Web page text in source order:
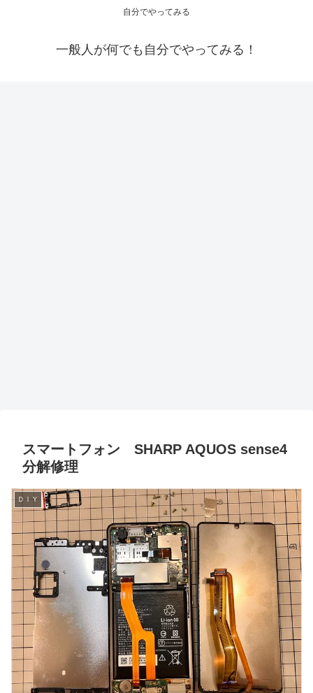
自分でやってみる
一般人が何でも自分でやってみる！
スマートフォン SHARP AQUOS sense4
分解修理
ＤＩＹ